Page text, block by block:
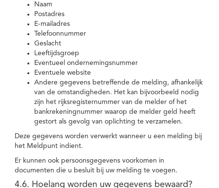
Naam
Postadres
E-mailadres
Telefoonnummer
Geslacht
Leeftijdsgroep
Eventueel ondernemingsnummer
Eventuele website
Andere gegevens betreffende de melding, afhankelijk
van de omstandigheden. Het kan bijvoorbeeld nodig
zijn het rijksregisternummer van de melder of het
bankrekeningnummer waarop de melder geld heeft
gestort als gevolg van oplichting te verzamelen.
Deze gegevens worden verwerkt wanneer u een melding bij
het Meldpunt indient.
Er kunnen ook persoonsgegevens voorkomen in
documenten die u besluit bij uw melding te voegen.
4.6. Hoelang worden uw gegevens bewaard?